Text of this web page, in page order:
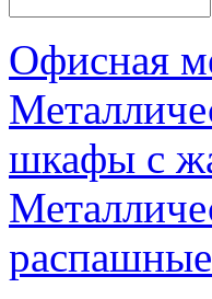
Офисная
шкафы с